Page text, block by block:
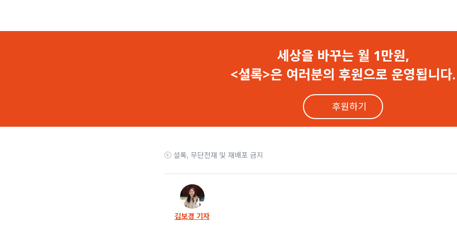
검찰 “기자실 출입 여부, 국민 알권리와 관계 없어”
‘서울고법 출입증 발급거부’ 행정소송, 서울고법이 뒤집어
5화 검찰-법원, “언론사 차별 말라” 인권위 의견에 무반응
4화 검찰 출입, 기자단이 결정.. 법원 “법치행정상 허용 안 돼”
셜록, ‘출입증 발급 거부’ 검찰 상대 행정소송 승소
세상을 바꾸는 월 1만원,
<셜록>은 여러분의 후원으로 운영됩니다.
후원하기
ⓒ 셜록, 무단전재 및 재배포 금지
김보경 기자